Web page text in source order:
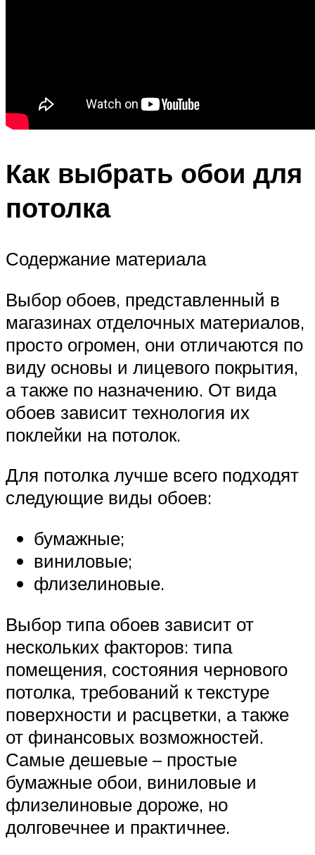
Как выбрать обои для
потолка
Содержание материала
Выбор обоев, представленный в
магазинах отделочных материалов,
просто огромен, они отличаются по
виду основы и лицевого покрытия,
а также по назначению. От вида
обоев зависит технология их
поклейки на потолок.
Для потолка лучше всего подходят
следующие виды обоев:
бумажные;
виниловые;
флизелиновые.
Выбор типа обоев зависит от
нескольких факторов: типа
помещения, состояния чернового
потолка, требований к текстуре
поверхности и расцветки, а также
от финансовых возможностей.
Самые дешевые – простые
бумажные обои, виниловые и
флизелиновые дороже, но
долговечнее и практичнее.